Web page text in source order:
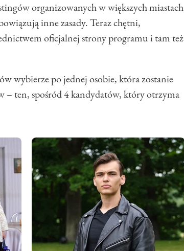
organizowanych w większych miastach
inne zasady. Teraz chętni,
oficjalnej strony programu i tam też
wybierze po jednej osobie, która zostanie
– ten, spośród 4 kandydatów, który otrzyma